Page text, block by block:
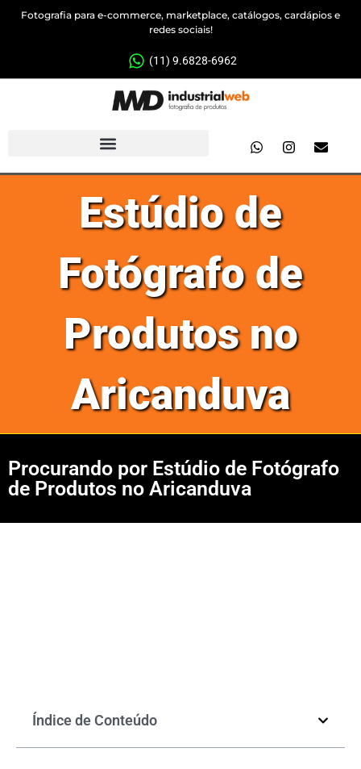
Fotografia para e-commerce, marketplace, catálogos, cardápios e
redes sociais!
(11) 9.6828-6962
Estúdio de
Fotógrafo de
Produtos no
Aricanduva
Procurando por Estúdio de Fotógrafo
de Produtos no Aricanduva
Índice de Conteúdo